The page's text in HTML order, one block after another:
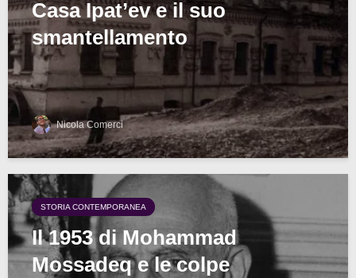
Casa Ipat’ev e il suo
smantellamento
Nicola Comerci
STORIA CONTEMPORANEA
Il 1953 di Mohammad
Mossadeq e le colpe